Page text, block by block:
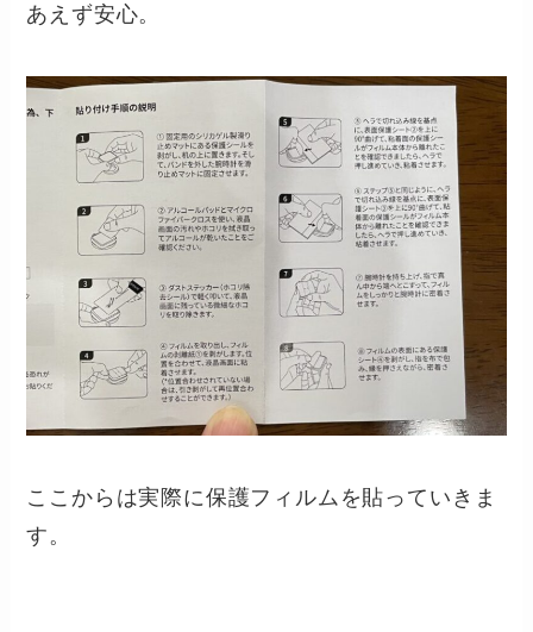
あえず安心。
ここからは実際に保護フィルムを貼っていきま
す。